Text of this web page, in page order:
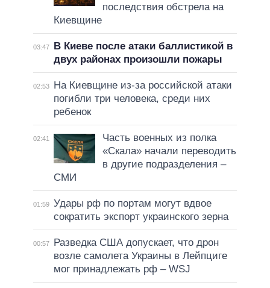
последствия обстрела на
Киевщине
03:47
В Киеве после атаки баллистикой в
двух районах произошли пожары
02:53
На Киевщине из-за российской атаки
погибли три человека, среди них
ребенок
02:41
Часть военных из полка
«Скала» начали переводить
в другие подразделения –
СМИ
01:59 Удары рф по портам могут вдвое
сократить экспорт украинского зерна
00:57
Разведка США допускает, что дрон
возле самолета Украины в Лейпциге
мог принадлежать рф – WSJ